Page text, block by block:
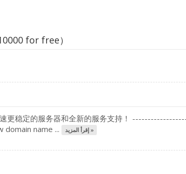
for free）
速更稳定的服务器和全新的服务支持！
name ...
إقرأ المزيد »